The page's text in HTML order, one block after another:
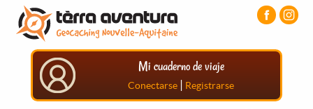
Pasar
contenido
principal
Pasar
menú
principal
Pasar
principal
Mi cuaderno de viaje
Conectarse | Registrarse